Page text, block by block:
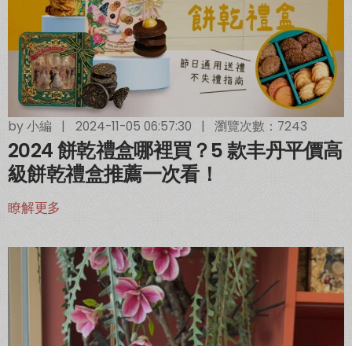
by小編 | 2024-11-05 06:57:30 | 瀏覽次數：7243
2024 餅乾禮盒哪裡買？5 款丰丹平價高
級餅乾禮盒推薦一次看！
瞭解更多